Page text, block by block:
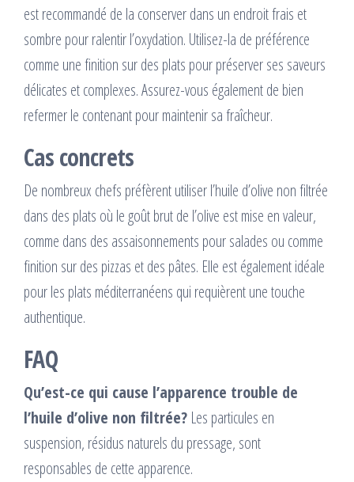
est recommandé de la conserver dans un endroit frais et
sombre pour ralentir l’oxydation. Utilisez-la de préférence
comme une finition sur des plats pour préserver ses saveurs
délicates et complexes. Assurez-vous également de bien
refermer le contenant pour maintenir sa fraîcheur.
Cas concrets
De nombreux chefs préfèrent utiliser l’huile d’olive non filtrée
dans des plats où le goût brut de l’olive est mise en valeur,
comme dans des assaisonnements pour salades ou comme
finition sur des pizzas et des pâtes. Elle est également idéale
pour les plats méditerranéens qui requièrent une touche
authentique.
FAQ
Qu’est-ce qui cause l’apparence trouble de
l’huile d’olive non filtrée? Les particules en
suspension, résidus naturels du pressage, sont
responsables de cette apparence.